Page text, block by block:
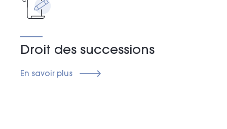
Droit des successions
En savoir plus